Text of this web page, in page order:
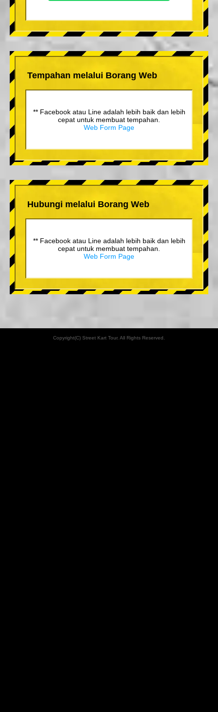
Tempahan melalui Borang Web
** Facebook atau Line adalah lebih baik dan lebih
cepat untuk membuat tempahan.
Web Form Page
Hubungi melalui Borang Web
** Facebook atau Line adalah lebih baik dan lebih
cepat untuk membuat tempahan.
Web Form Page
Copyright(C) Street Kart Tour. All Rights Reserved.